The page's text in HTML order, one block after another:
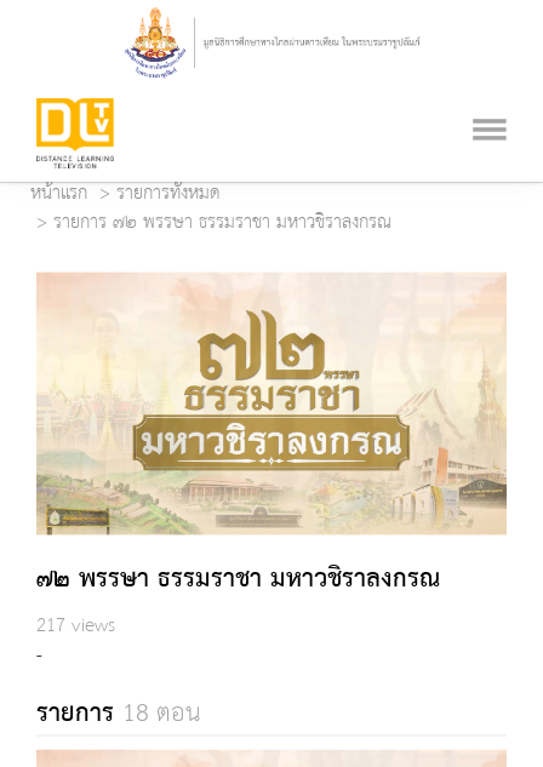
หน้าแรก
รายการทั้งหมด
รายการ ๗๒ พรรษา ธรรมราชา มหาวชิราลงกรณ
๗๒ พรรษา ธรรมราชา มหาวชิราลงกรณ
217 views
-
รายการ 18 ตอน